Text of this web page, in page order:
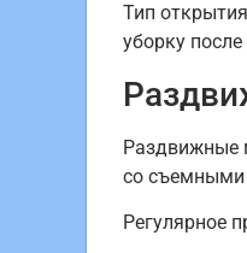
Тип
уборку
Раздвижные
со
Регулярное